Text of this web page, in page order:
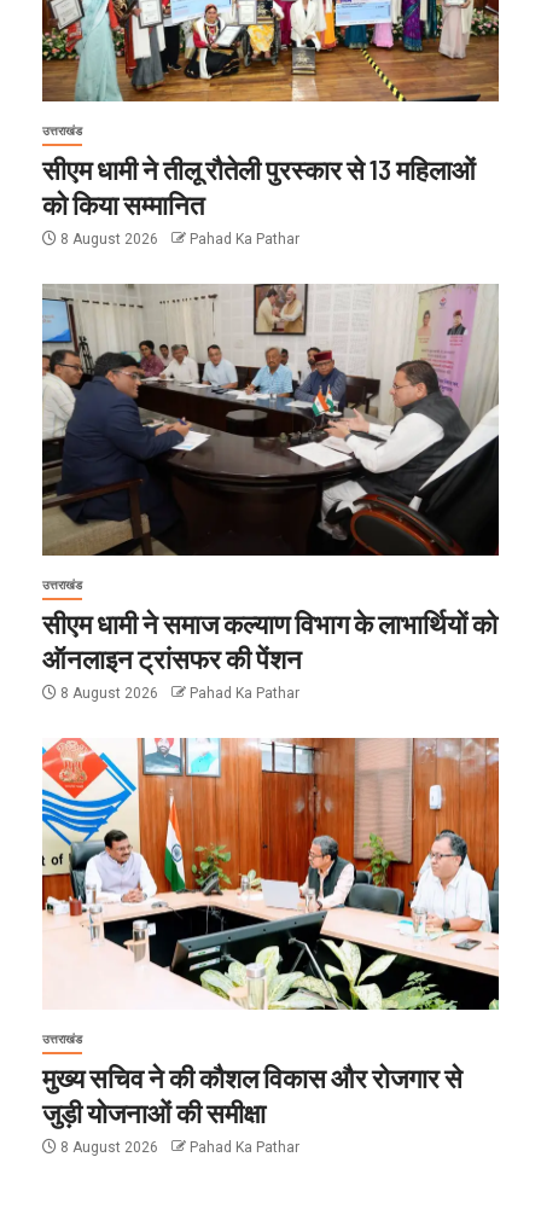
उत्तराखंड
सीएम धामी ने तीलू रौतेली पुरस्कार से 13 महिलाओं
को किया सम्मानित
8 August 2026 Pahad Ka Pathar
उत्तराखंड
सीएम धामी ने समाज कल्याण विभाग के लाभार्थियों को
ऑनलाइन ट्रांसफर की पेंशन
8 August 2026 Pahad Ka Pathar
उत्तराखंड
मुख्य सचिव ने की कौशल विकास और रोजगार से
जुड़ी योजनाओं की समीक्षा
8 August 2026 Pahad Ka Pathar